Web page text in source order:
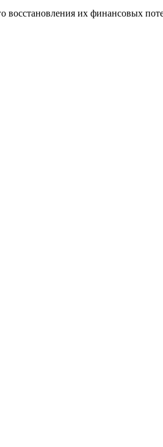
их финансовых